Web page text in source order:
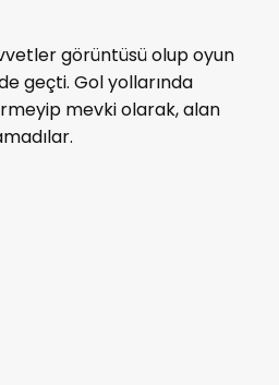
görüntüsü olup oyun
geçti. Gol yollarında
mevki olarak, alan